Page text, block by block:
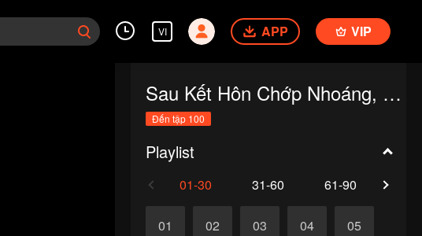
VI APP VIP
Sau Kết Hôn Chớp Nhoáng, Tôi Bỗng Thành Mẹ Kế
Đến tập 100
Playlist
01-30 31-60 61-90
01 02 03 04 05